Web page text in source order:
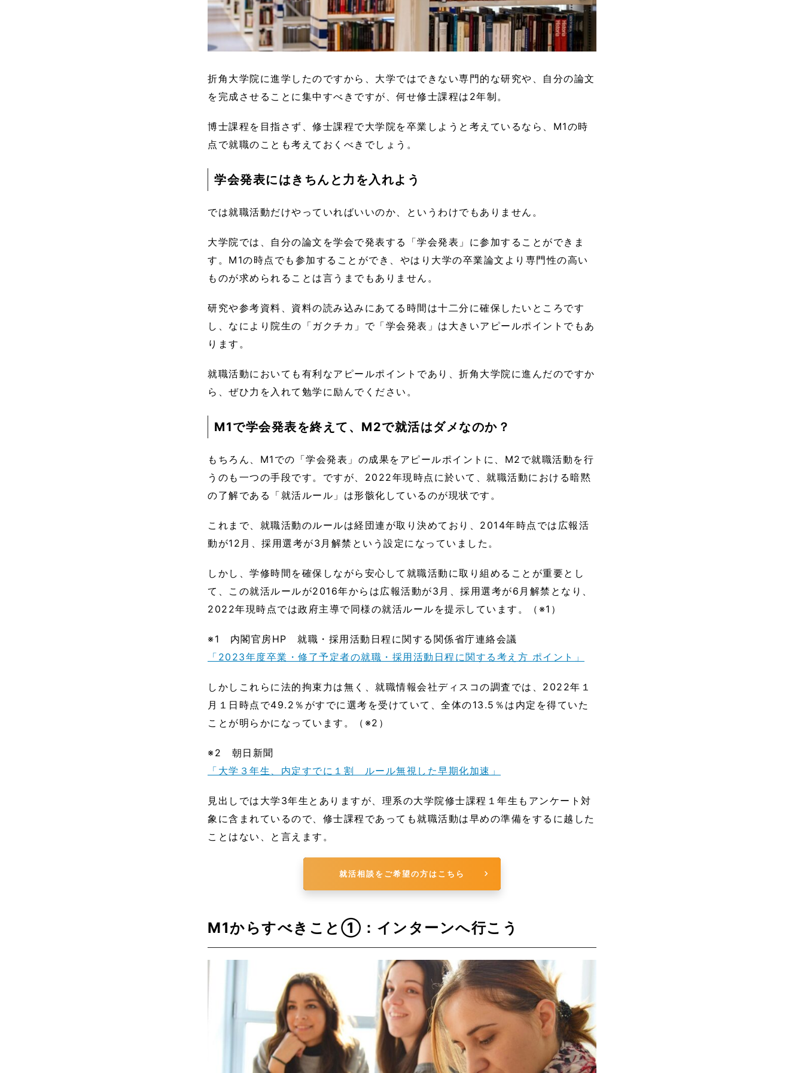
折角大学院に進学したのですから、大学ではできない専門的な研究や、自分の論文
を完成させることに集中すべきですが、何せ修士課程は2年制。
博士課程を目指さず、修士課程で大学院を卒業しようと考えているなら、M1の時
点で就職のことも考えておくべきでしょう。
学会発表にはきちんと力を入れよう
では就職活動だけやっていればいいのか、というわけでもありません。
大学院では、自分の論文を学会で発表する「学会発表」に参加することができま
す。M1の時点でも参加することができ、やはり大学の卒業論文より専門性の高い
ものが求められることは言うまでもありません。
研究や参考資料、資料の読み込みにあてる時間は十二分に確保したいところです
し、なにより院生の「ガクチカ」で「学会発表」は大きいアピールポイントでもあ
ります。
就職活動においても有利なアピールポイントであり、折角大学院に進んだのですか
ら、ぜひ力を入れて勉学に励んでください。
M1で学会発表を終えて、M2で就活はダメなのか？
もちろん、M1での「学会発表」の成果をアピールポイントに、M2で就職活動を行
うのも一つの手段です。ですが、2022年現時点に於いて、就職活動における暗黙
の了解である「就活ルール」は形骸化しているのが現状です。
これまで、就職活動のルールは経団連が取り決めており、2014年時点では広報活
動が12月、採用選考が3月解禁という設定になっていました。
しかし、学修時間を確保しながら安心して就職活動に取り組めることが重要とし
て、この就活ルールが2016年からは広報活動が3月、採用選考が6月解禁となり、
2022年現時点では政府主導で同様の就活ルールを提示しています。（※1）
※1 内閣官房HP 就職・採用活動日程に関する関係省庁連絡会議
「2023年度卒業・修了予定者の就職・採用活動日程に関する考え方 ポイント」
しかしこれらに法的拘束力は無く、就職情報会社ディスコの調査では、2022年１
月１日時点で49.2％がすでに選考を受けていて、全体の13.5％は内定を得ていた
ことが明らかになっています。（※2）
※2 朝日新聞
「大学３年生、内定すでに１割 ルール無視した早期化加速」
見出しでは大学3年生とありますが、理系の大学院修士課程１年生もアンケート対
象に含まれているので、修士課程であっても就職活動は早めの準備をするに越した
ことはない、と言えます。
就活相談をご希望の方はこちら
M1からすべきこと①：インターンへ行こう